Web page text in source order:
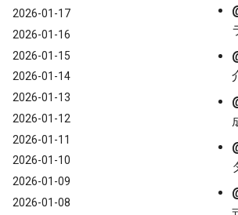
2026-01-17
2026-01-16
2026-01-15
2026-01-14
2026-01-13
2026-01-12
2026-01-11
2026-01-10
2026-01-09
2026-01-08